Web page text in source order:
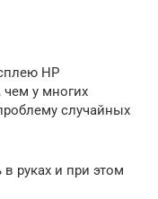
HP
чем у многих
случайных
руках и при этом